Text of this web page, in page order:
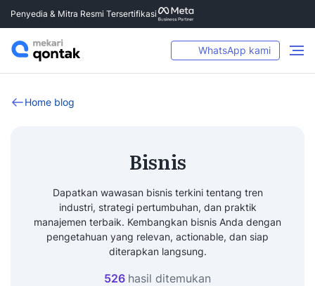
Penyedia & Mitra Resmi Tersertifikasi
WhatsApp kami
Home blog
Bisnis
Dapatkan wawasan bisnis terkini tentang tren
industri, strategi pertumbuhan, dan praktik
manajemen terbaik. Kembangkan bisnis Anda dengan
pengetahuan yang relevan, actionable, dan siap
diterapkan langsung.
526 hasil ditemukan